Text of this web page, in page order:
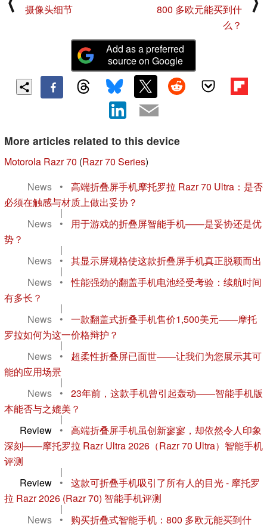
摄像头细节
800 多欧元能买到什
么？
Add as a preferred
source on Google
More articles related to this device
Motorola Razr 70 (Razr 70 Series)
News
•
高端折叠屏手机摩托罗拉 Razr 70 Ultra：是否
必须在触感与材质上做出妥协？
|
News
•
用于游戏的折叠屏智能手机——是妥协还是优
势？
|
News
• 其显示屏规格使这款折叠屏手机真正脱颖而出
|
News
•
性能强劲的翻盖手机电池经受考验：续航时间
有多长？
|
News
•
一款翻盖式折叠手机售价1,500美元——摩托
罗拉如何为这一价格辩护？
|
News
•
超柔性折叠屏已面世——让我们为您展示其可
能的应用场景
|
News
•
23年前，这款手机曾引起轰动——智能手机版
本能否与之媲美？
|
Review
•
高端折叠屏手机虽创新寥寥，却依然令人印象
深刻——摩托罗拉 Razr Ultra 2026（Razr 70 Ultra）智能手机
评测
|
Review
•
这款可折叠手机吸引了所有人的目光 - 摩托罗
拉 Razr 2026 (Razr 70) 智能手机评测
|
News
•
购买折叠式智能手机：800 多欧元能买到什